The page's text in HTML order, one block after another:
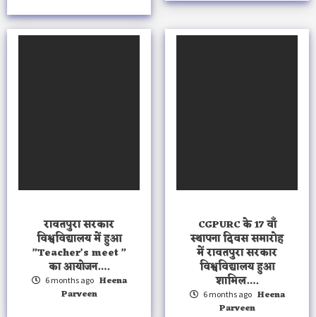
रावतपुरा सरकार
विश्वविद्यालय में हुआ
”Teacher’s meet ”
का आयोजन….
6 months ago Heena
Parveen
CGPURC के 17 वाँ
स्थापना दिवस समारोह
में रावतपुरा सरकार
विश्वविद्यालय हुआ
शामिल….
6 months ago Heena
Parveen